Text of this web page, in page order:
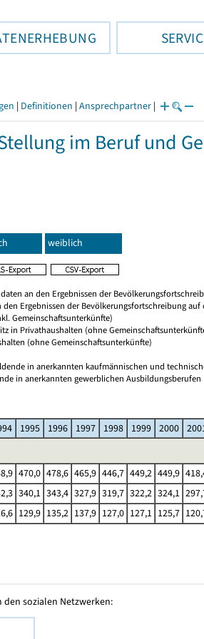
| Definitionen | Ansprechpartner |
im Beruf und
weiblich
an den Ergebnissen der
Ergebnissen der Bevölkerungsfortschreibung auf
Gemeinschaftsunterkünfte)
in Privathaushalten (ohne
(ohne Gemeinschaftsunterkünfte)
in anerkannten kaufmännischen und
in anerkannten gewerblichen Ausbildungsberufen
1995 1996 1997 1998 1999 2000
470,0 478,6 465,9 446,7 449,2 449,9
340,1 343,4 327,9 319,7 322,2 324,1
129,9 135,2 137,9 127,0 127,1 125,7
sozialen Netzwerken: